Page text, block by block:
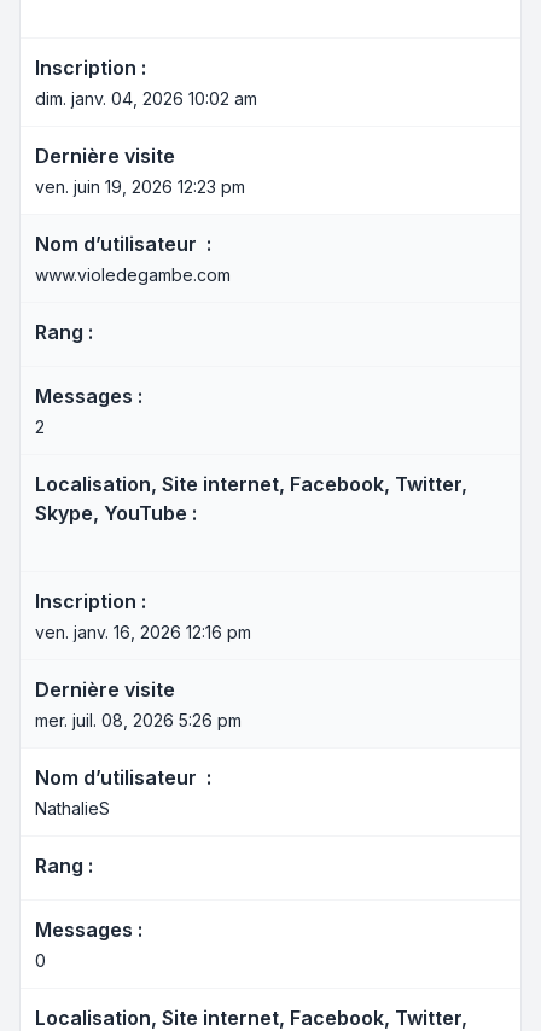
Inscription :
dim. janv. 04, 2026 10:02 am
Dernière visite
ven. juin 19, 2026 12:23 pm
Nom d’utilisateur :
www.violedegambe.com
Rang :
Messages :
2
Localisation, Site internet, Facebook, Twitter,
Skype, YouTube :
Inscription :
ven. janv. 16, 2026 12:16 pm
Dernière visite
mer. juil. 08, 2026 5:26 pm
Nom d’utilisateur :
NathalieS
Rang :
Messages :
0
Localisation, Site internet, Facebook, Twitter,